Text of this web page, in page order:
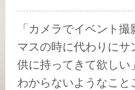
「カメラでイベント
マスの時に代わりに
供に持ってきて欲しい
わからないようなこ